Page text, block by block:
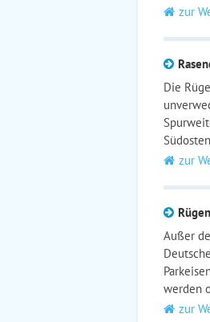
zur
Die
zur
Außer
werden
zur